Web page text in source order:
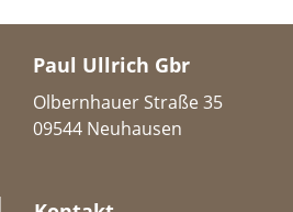
Paul Ullrich Gbr
Olbernhauer Straße 35
09544 Neuhausen